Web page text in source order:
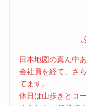
日本地図の真ん中
会社員を経て、さ
てます。
休日は山歩きとコ